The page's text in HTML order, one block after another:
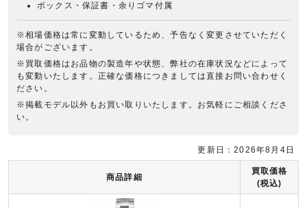
ボックス・保証書・余りゴマ付属
※相場価格は常に変動しているため、予告なく変更させていただく
場合がございます。
※買取価格はお品物の製造年や状態、弊社の在庫状況などによって
も変動いたします。正確な価格につきましては直接お問い合わせく
ださい。
※掲載モデル以外もお買い取りいたします。お気軽にご相談くださ
い。
商品詳細
買取価格
(税込)
更新日：2026年8月4日